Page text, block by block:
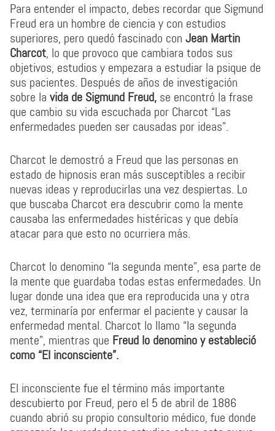
Para entender el impacto, debes recordar que Sigmund
Freud era un hombre de ciencia y con estudios
superiores, pero quedó fascinado con Jean Martin
Charcot, lo que provoco que cambiara todos sus
objetivos, estudios y empezara a estudiar la psique de
sus pacientes. Después de años de investigación
sobre la vida de Sigmund Freud, se encontró la frase
que cambio su vida escuchada por Charcot “Las
enfermedades pueden ser causadas por ideas”.
Charcot le demostró a Freud que las personas en
estado de hipnosis eran más susceptibles a recibir
nuevas ideas y reproducirlas una vez despiertas. Lo
que buscaba Charcot era descubrir como la mente
causaba las enfermedades histéricas y que debía
atacar para que esto no ocurriera más.
Charcot lo denomino “la segunda mente”, esa parte de
la mente que guardaba todas estas enfermedades. Un
lugar donde una idea que era reproducida una y otra
vez, terminaría por enfermar el paciente y causar la
enfermedad mental. Charcot lo llamo “la segunda
mente”, mientras que Freud lo denomino y estableció
como “El inconsciente”.
El inconsciente fue el término más importante
descubierto por Freud, pero el 5 de abril de 1886
cuando abrió su propio consultorio médico, fue donde